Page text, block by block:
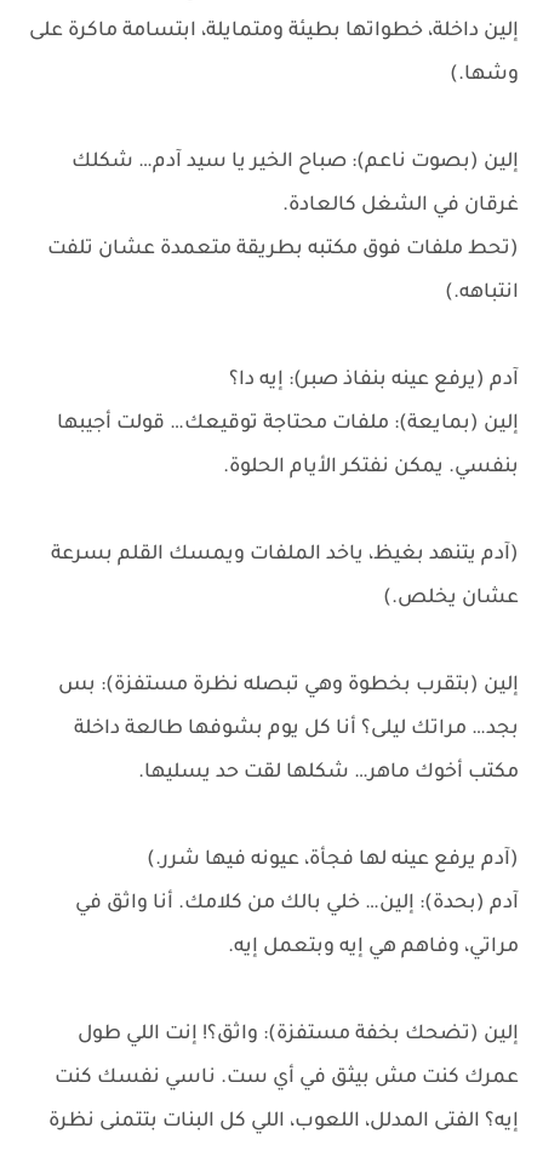
إلين داخلة، خطواتها بطيئة ومتمايلة، ابتسامة ماكرة على
وشها.)
إلين (بصوت ناعم): صباح الخير يا سيد آدم… شكلك
غرقان في الشغل كالعادة.
(تحط ملفات فوق مكتبه بطريقة متعمدة عشان تلفت
انتباهه.)
آدم (يرفع عينه بنفاذ صبر): إيه دا؟
إلين (بمايعة): ملفات محتاجة توقيعك… قولت أجيبها
بنفسي. يمكن نفتكر الأيام الحلوة.
(آدم يتنهد بغيظ، ياخد الملفات ويمسك القلم بسرعة
عشان يخلص.)
إلين (بتقرب بخطوة وهي تبصله نظرة مستفزة): بس
بجد… مراتك ليلى؟ أنا كل يوم بشوفها طالعة داخلة
مكتب أخوك ماهر… شكلها لقت حد يسليها.
(آدم يرفع عينه لها فجأة، عيونه فيها شرر.)
آدم (بحدة): إلين… خلي بالك من كلامك. أنا واثق في
مراتي، وفاهم هي إيه وبتعمل إيه.
إلين (تضحك بخفة مستفزة): واثق؟! إنت اللي طول
عمرك كنت مش بيثق في أي ست. ناسي نفسك كنت
إيه؟ الفتى المدلل، اللعوب، اللي كل البنات بتتمنى نظرة